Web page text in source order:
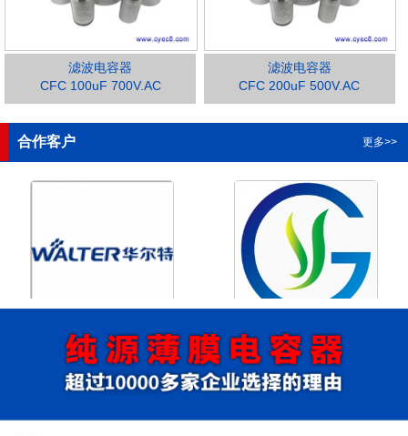
滤波电容器
CFC 100uF 700V.AC
滤波电容器
CFC 200uF 500V.AC
合作客户 更多>>
浙江华尔特机电股份有限公
司
浙江格瑶科技股份有限公司